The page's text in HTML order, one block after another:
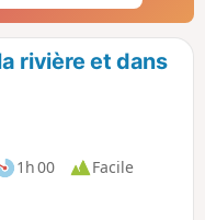
rivière et dans
1h 00
Facile